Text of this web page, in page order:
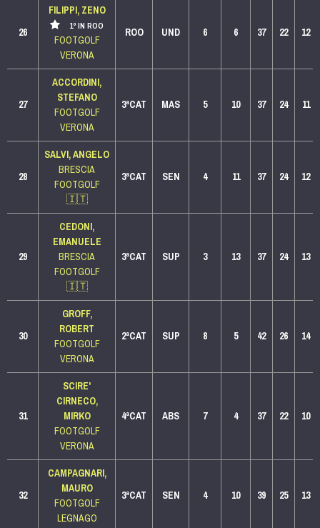
26
FILIPPI, ZENO
1º IN ROO
FOOTGOLF
VERONA
ROO UND 6 6 37 22 12
27
ACCORDINI,
STEFANO
FOOTGOLF
VERONA
3ªCAT MAS 5 10 37 24 11
28
SALVI, ANGELO
BRESCIA
FOOTGOLF
🇮🇹
3ªCAT SEN 4 11 37 24 12
29
CEDONI,
EMANUELE
BRESCIA
FOOTGOLF
🇮🇹
3ªCAT SUP 3 13 37 24 13
30
GROFF,
ROBERT
FOOTGOLF
VERONA
2ªCAT SUP 8 5 42 26 14
31
SCIRE'
CIRNECO,
MIRKO
FOOTGOLF
VERONA
4ªCAT ABS 7 4 37 22 10
32
CAMPAGNARI,
MAURO
FOOTGOLF
LEGNAGO
3ªCAT SEN 4 10 39 25 13